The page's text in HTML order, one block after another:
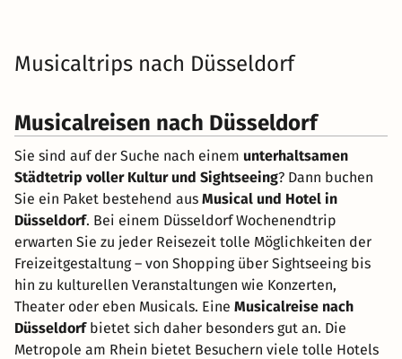
Musicaltrips nach Düsseldorf
Musicalreisen nach Düsseldorf
Sie sind auf der Suche nach einem unterhaltsamen
Städtetrip voller Kultur und Sightseeing? Dann buchen
Sie ein Paket bestehend aus Musical und Hotel in
Düsseldorf. Bei einem Düsseldorf Wochenendtrip
erwarten Sie zu jeder Reisezeit tolle Möglichkeiten der
Freizeitgestaltung – von Shopping über Sightseeing bis
hin zu kulturellen Veranstaltungen wie Konzerten,
Theater oder eben Musicals. Eine Musicalreise nach
Düsseldorfbietet sich daher besonders gut an. Die
Metropole am Rhein bietet Besuchern viele tolle Hotels